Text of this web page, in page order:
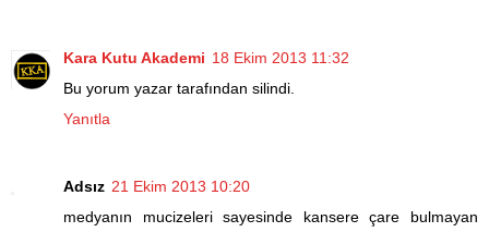
Kara Kutu Akademi 18 Ekim 2013 11:32
Bu yorum yazar tarafından silindi.
Yanıtla
Adsız 21 Ekim 2013 10:20
medyanın mucizeleri sayesinde kansere çare bulmayan